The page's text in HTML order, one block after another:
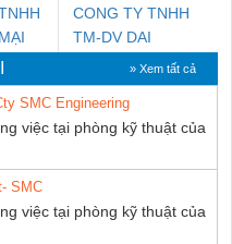
CƠ
CONG TY TNHH
TM-DV DAI
DONG THANH
» Xem tất cả
SMC Engineering
việc tại phòng kỹ thuật của
SMC
việc tại phòng kỹ thuật của